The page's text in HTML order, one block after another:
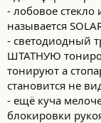
- лобовое стекло
называется
- светодиодный
ШТАТНУЮ
тонируют а
становится не
- ещё куча
блокировки